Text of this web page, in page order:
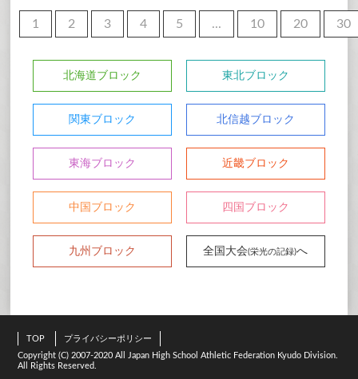
1 2 3 4 5 ... 10 20 30
北海道ブロック 東北ブロック
関東ブロック 北信越ブロック
東海ブロック 近畿ブロック
中国ブロック 四国ブロック
九州ブロック 全国大会(栄光の記録)へ
TOP
プライバシーポリシー
Copyright (C) 2007-2020 All Japan High School Athletic Federation Kyudo Division.
All Rights Reserved.